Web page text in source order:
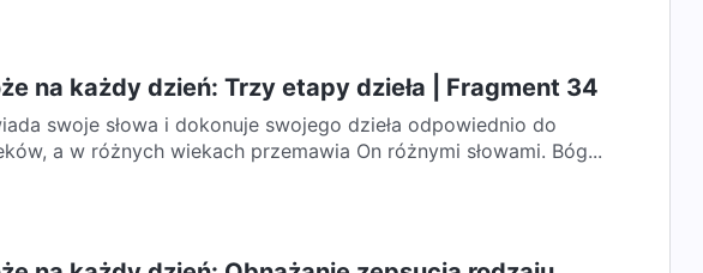
na każdy dzień: Trzy etapy dzieła | Fragment 34
swoje słowa i dokonuje swojego dzieła odpowiednio do
a w różnych wiekach przemawia On różnymi słowami. Bóg...